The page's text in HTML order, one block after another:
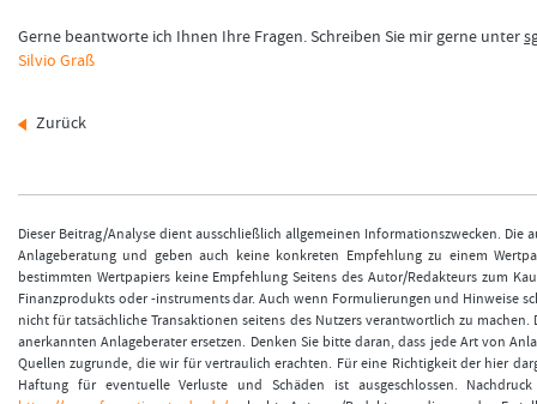
Gerne beantworte ich Ihnen Ihre Fragen. Schreiben Sie mir gerne unter
Silvio Graß
Zurück
Dieser Beitrag/Analyse dient ausschließlich allgemeinen Informationszwecken.
Anlageberatung und geben auch keine konkreten Empfehlung zu einem
bestimmten Wertpapiers keine Empfehlung Seitens des Autor/Redakteurs zum
Finanzprodukts oder -instruments dar. Auch wenn Formulierungen und Hinweise
nicht für tatsächliche Transaktionen seitens des Nutzers verantwortlich zu
anerkannten Anlageberater ersetzen. Denken Sie bitte daran, dass jede Art von
Quellen zugrunde, die wir für vertraulich erachten. Für eine Richtigkeit der hier
Haftung für eventuelle Verluste und Schäden ist ausgeschlossen.